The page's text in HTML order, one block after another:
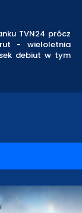
TVN24 prócz
- wieloletnia
debiut w tym